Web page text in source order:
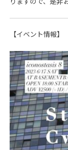
【イベント情報】